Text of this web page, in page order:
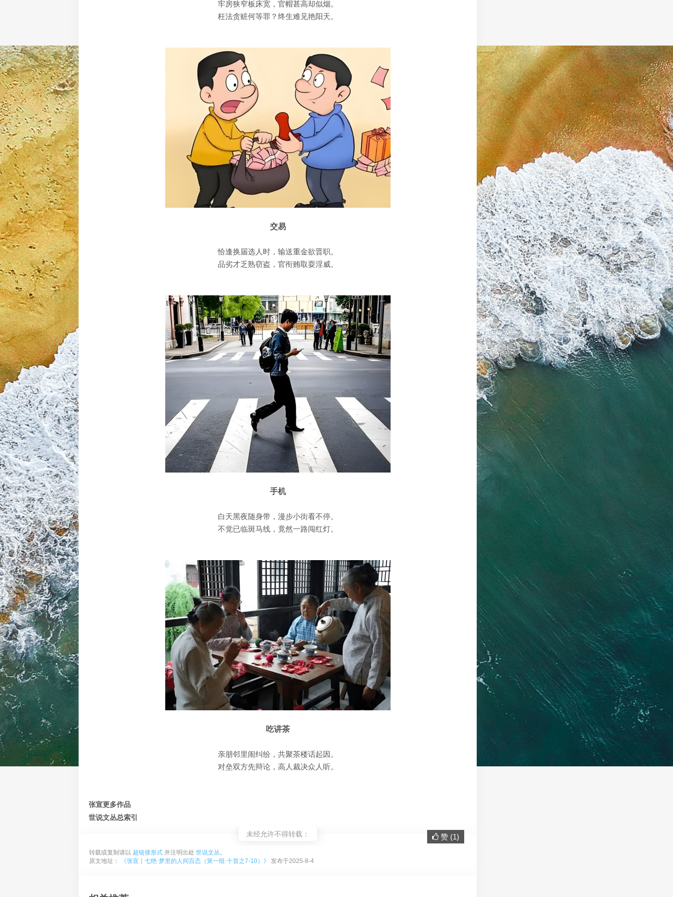
牢房狭窄板床宽，官帽甚高却似烟。
枉法贪赃何等罪？终生难见艳阳天。
交易
恰逢换届选人时，输送重金欲晋职。
品劣才乏熟窃盗，官衔贿取耍淫威。
手机
白天黑夜随身带，漫步小街看不停。
不觉已临斑马线，竟然一路闯红灯。
吃讲茶
亲朋邻里闹纠纷，共聚茶楼话起因。
对垒双方先辩论，高人裁决众人听。
张宣更多作品
世说文丛总索引
赞 (1)
未经允许不得转载：
转载或复制请以 超链接形式 并注明出处 世说文丛。
原文地址：
《张宣丨七绝·梦里的人间百态（第一组·十首之7-10）》 发布于2025-8-4